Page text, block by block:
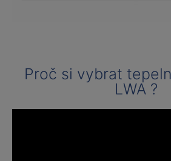
Proč si vybrat
LWA ?